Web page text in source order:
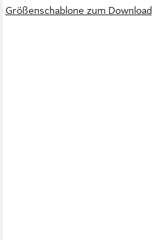
Größenschablone zum Download